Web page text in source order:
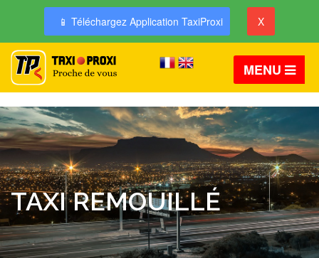
📱 Téléchargez Application TaxiProxi X
MENU
TAXI REMOUILLÉ